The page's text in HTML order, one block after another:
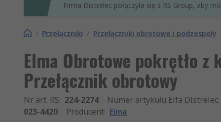
Firma Distrelec połączyła się z RS Group, aby
/ Przełączniki / Przełączniki obrotowe i podzespoły
Elma Obrotowe pokrętło z
Przełącznik obrotowy
Nr art. RS: 224-2274 Numer artykułu Elfa Distrelec:
023-4420
Producent: Elma